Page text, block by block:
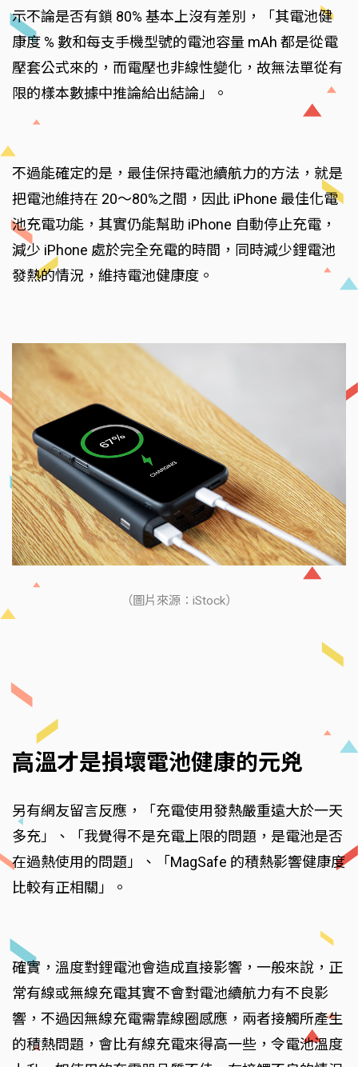
示不論是否有鎖 80% 基本上沒有差別，「其電池健
康度 % 數和每支手機型號的電池容量 mAh 都是從電
壓套公式來的，而電壓也非線性變化，故無法單從有
限的樣本數據中推論給出結論」。
不過能確定的是，最佳保持電池續航力的方法，就是
把電池維持在 20～80%之間，因此 iPhone 最佳化電
池充電功能，其實仍能幫助 iPhone 自動停止充電，
減少 iPhone 處於完全充電的時間，同時減少鋰電池
發熱的情況，維持電池健康度。
（圖片來源：iStock）
高溫才是損壞電池健康的元兇
另有網友留言反應，「充電使用發熱嚴重遠大於一天
多充」、「我覺得不是充電上限的問題，是電池是否
在過熱使用的問題」、「MagSafe 的積熱影響健康度
比較有正相關」。
確實，溫度對鋰電池會造成直接影響，一般來說，正
常有線或無線充電其實不會對電池續航力有不良影
響，不過因無線充電需靠線圈感應，兩者接觸所產生
的積熱問題，會比有線充電來得高一些，令電池溫度